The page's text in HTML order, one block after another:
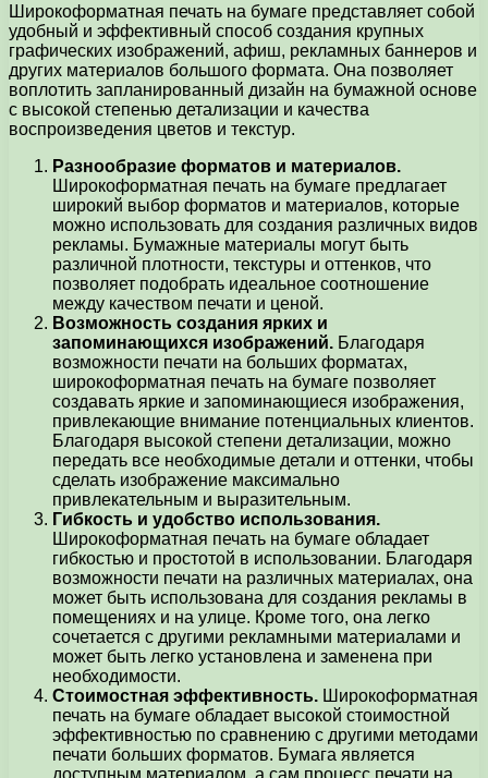
Широкоформатная печать на бумаге представляет собой
удобный и эффективный способ создания крупных
графических изображений, афиш, рекламных баннеров и
других материалов большого формата. Она позволяет
воплотить запланированный дизайн на бумажной основе
с высокой степенью детализации и качества
воспроизведения цветов и текстур.
Разнообразие форматов и материалов.
Широкоформатная печать на бумаге предлагает
широкий выбор форматов и материалов, которые
можно использовать для создания различных видов
рекламы. Бумажные материалы могут быть
различной плотности, текстуры и оттенков, что
позволяет подобрать идеальное соотношение
между качеством печати и ценой.
Возможность создания ярких и
запоминающихся изображений. Благодаря
возможности печати на больших форматах,
широкоформатная печать на бумаге позволяет
создавать яркие и запоминающиеся изображения,
привлекающие внимание потенциальных клиентов.
Благодаря высокой степени детализации, можно
передать все необходимые детали и оттенки, чтобы
сделать изображение максимально
привлекательным и выразительным.
Гибкость и удобство использования.
Широкоформатная печать на бумаге обладает
гибкостью и простотой в использовании. Благодаря
возможности печати на различных материалах, она
может быть использована для создания рекламы в
помещениях и на улице. Кроме того, она легко
сочетается с другими рекламными материалами и
может быть легко установлена и заменена при
необходимости.
Стоимостная эффективность. Широкоформатная
печать на бумаге обладает высокой стоимостной
эффективностью по сравнению с другими методами
печати больших форматов. Бумага является
доступным материалом, а сам процесс печати на